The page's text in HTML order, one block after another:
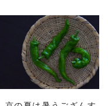
READ MORE